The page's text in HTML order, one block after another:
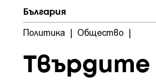
България
Политика | Общество |
Твърдите